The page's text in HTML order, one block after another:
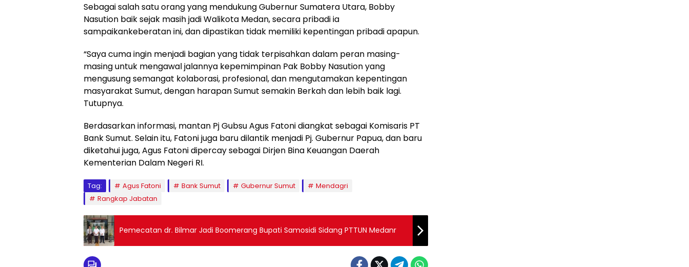
Sebagai salah satu orang yang mendukung Gubernur Sumatera Utara, Bobby
Nasution baik sejak masih jadi Walikota Medan, secara pribadi ia
sampaikankeberatan ini, dan dipastikan tidak memiliki kepentingan pribadi apapun.
“Saya cuma ingin menjadi bagian yang tidak terpisahkan dalam peran masing-
masing untuk mengawal jalannya kepemimpinan Pak Bobby Nasution yang
mengusung semangat kolaborasi, profesional, dan mengutamakan kepentingan
masyarakat Sumut, dengan harapan Sumut semakin Berkah dan lebih baik lagi.
Tutupnya.
Berdasarkan informasi, mantan Pj Gubsu Agus Fatoni diangkat sebagai Komisaris PT
Bank Sumut. Selain itu, Fatoni juga baru dilantik menjadi Pj. Gubernur Papua, dan baru
diketahui juga, Agus Fatoni dipercay sebagai Dirjen Bina Keuangan Daerah
Kementerian Dalam Negeri RI.
Tag: Agus Fatoni Bank Sumut Gubernur Sumut
Mendagri
Rangkap Jabatan
Pemecatan dr. Bilmar Jadi Boomerang Bupati Samosidi Sidang PTTUN Medanr